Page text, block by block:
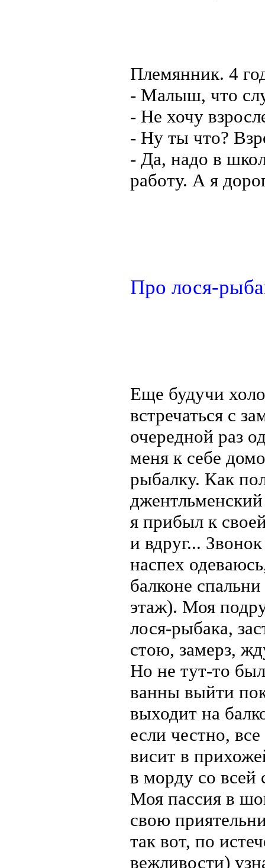
Племянник. 4
- Малыш, что
- Не хочу
- Ну ты что?
- Да, надо в
работу. А я
Про лося-
Еще будучи
встречаться с
очередной раз
меня к себе
рыбалку. Как
я прибыл к
и вдруг...
наспех
балконе
этаж). Моя
лося-рыбака,
стою, замерз,
Но не тут-то
ванны выйти
выходит на
если честно,
висит в
в морду со всей
Моя пассия в
свою
так вот, по
вежливости)